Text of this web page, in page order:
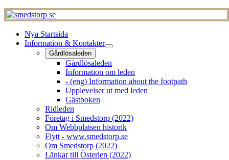
Nya Startsida
Information & Kontakter
Gårdlösaleden
Gårdlösaleden
Information om leden
- (eng) Information about the footpath
Upplevelser ut med leden
Gästboken
Ridleden
Företag i Smedstorp (2022)
Om Webbplatsen historik
Flytt - www.smedstorp.se
Om Smedstorp (2022)
Länkar till Österlen (2022)